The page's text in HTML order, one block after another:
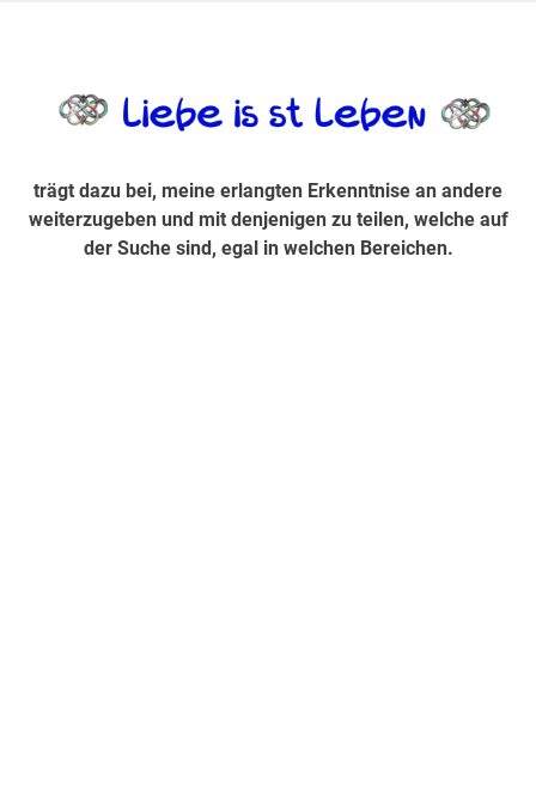
Suche sind, egal in welchen Bereichen.
trägt dazu bei, meine erlangten Erkenntnise an andere
weiterzugeben und mit denjenigen zu teilen, welche auf
der Suche sind, egal in welchen Bereichen.